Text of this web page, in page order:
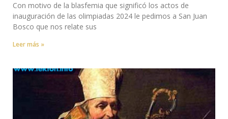
Con motivo de la blasfemia que significó los actos de
inauguración de las olimpiadas 2024 le pedimos a San Juan
Bosco que nos relate sus
Leer más »